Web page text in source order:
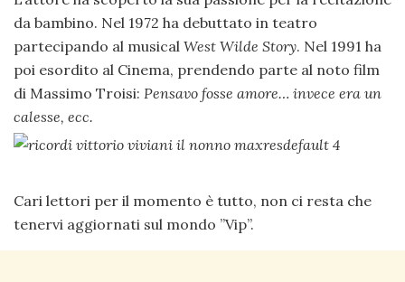
da bambino. Nel 1972 ha debuttato in teatro
partecipando al musical West Wilde Story. Nel 1991 ha
poi esordito al Cinema, prendendo parte al noto film
di Massimo Troisi: Pensavo fosse amore… invece era un
calesse, ecc.
Cari lettori per il momento è tutto, non ci resta che
tenervi aggiornati sul mondo ”Vip”.